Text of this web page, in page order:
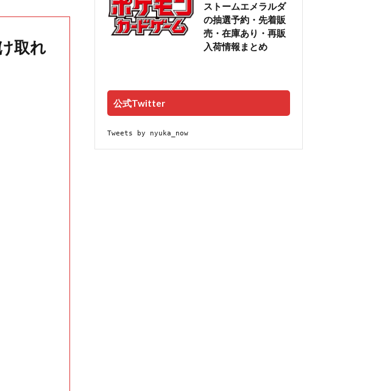
取れ
ストームエメラルダ
の抽選予約・先着販
売・在庫あり・再販
入荷情報まとめ
公式Twitter
Tweets by nyuka_now